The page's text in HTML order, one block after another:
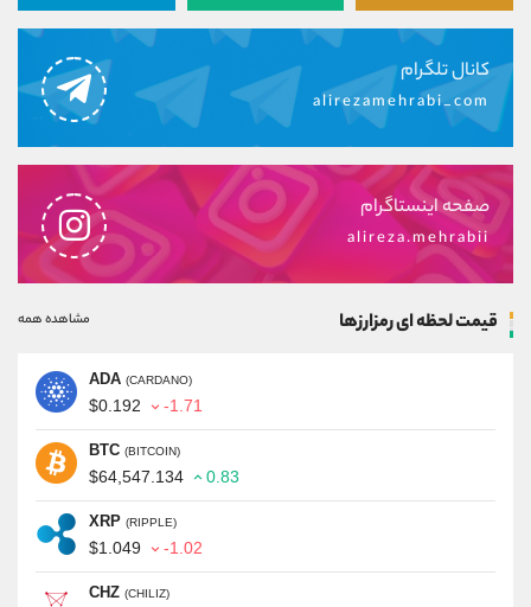
کانال تلگرام
alirezamehrabi_com
صفحه اینستاگرام
alireza.mehrabii
قیمت لحظه ای رمزارزها مشاهده همه
ADA (CARDANO)
$0.192 -1.71
BTC (BITCOIN)
$64,547.134 0.83
XRP (RIPPLE)
$1.049 -1.02
CHZ (CHILIZ)